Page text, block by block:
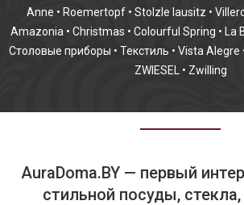
Anne • Roemertopf • Stolzle lausitz •
Amazonia • Christmas • Colourful Spring • La
Столовые приборы • Текстиль • Vista Alegre
ZWIESEL
• Zwilling
AuraDoma.BY — первый
стильной посуды, стекла,